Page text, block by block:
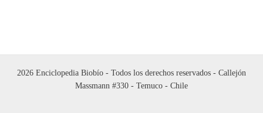
2026 Enciclopedia Biobío - Todos los derechos reservados - Callejón
Massmann #330 - Temuco - Chile